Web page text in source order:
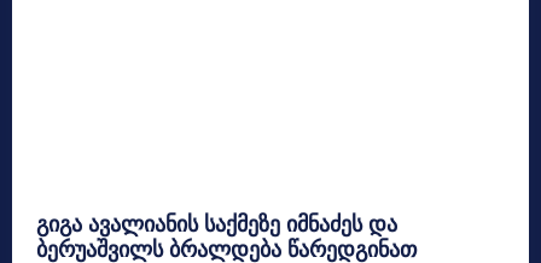
გიგა ავალიანის საქმეზე იმნაძეს და
ბერუაშვილს ბრალდება წარედგინათ